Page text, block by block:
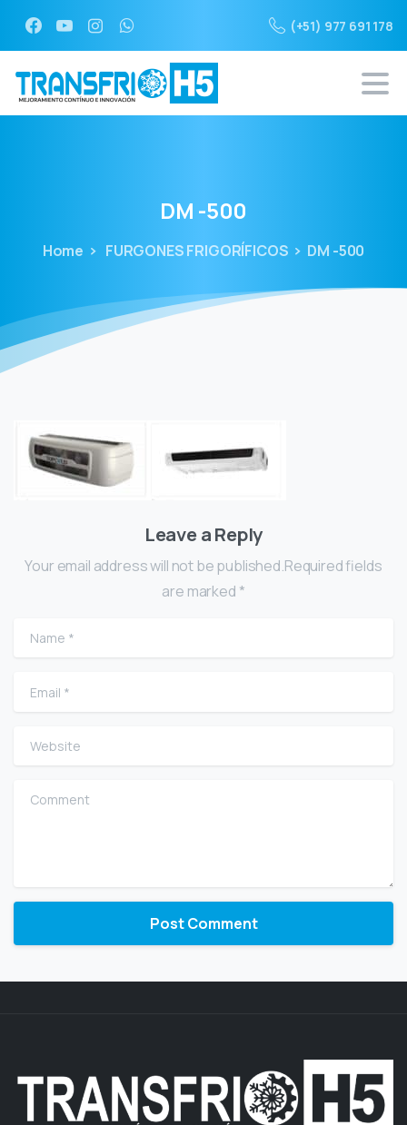
(+51) 977 691 178
DM -500
Home FURGONES FRIGORÍFICOS DM -500
Leave a Reply
Your email address will not be published.Required fields
are marked *
Name
Email
Website
Comment